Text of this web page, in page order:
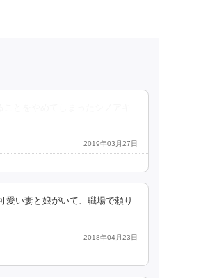
2019年03月27日
愛い妻と娘がいて、職場で頼り
2018年04月23日